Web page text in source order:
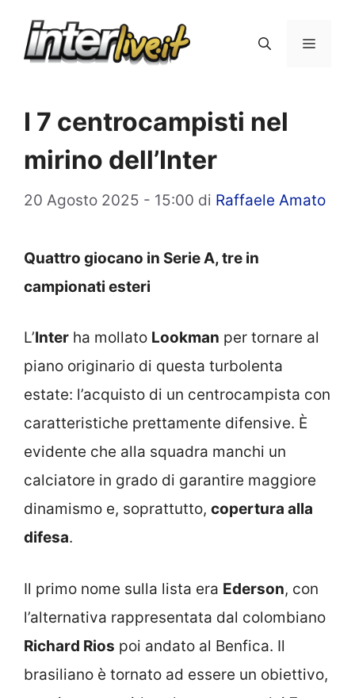
Menu
I 7 centrocampisti nel
mirino dell’Inter
20 Agosto 2025 - 15:00 di Raffaele Amato
Quattro giocano in Serie A, tre in
campionati esteri
L’Inter ha mollato Lookman per tornare al
piano originario di questa turbolenta
estate: l’acquisto di un centrocampista con
caratteristiche prettamente difensive. È
evidente che alla squadra manchi un
calciatore in grado di garantire maggiore
dinamismo e, soprattutto, copertura alla
difesa.
Il primo nome sulla lista era Ederson, con
l’alternativa rappresentata dal colombiano
Richard Rios poi andato al Benfica. Il
brasiliano è tornato ad essere un obiettivo,